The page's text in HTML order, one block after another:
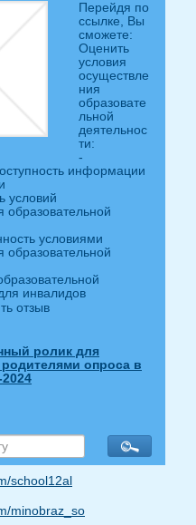
Перейдя по
ссылке, Вы
сможете:
Оценить
условия
осуществле
ния
образовате
льной
деятельнос
ти:
-
информации
условий
образовательной
условиями
образовательной
инвалидов
отзыв
ролик для
опроса в
school12al
minobraz_so